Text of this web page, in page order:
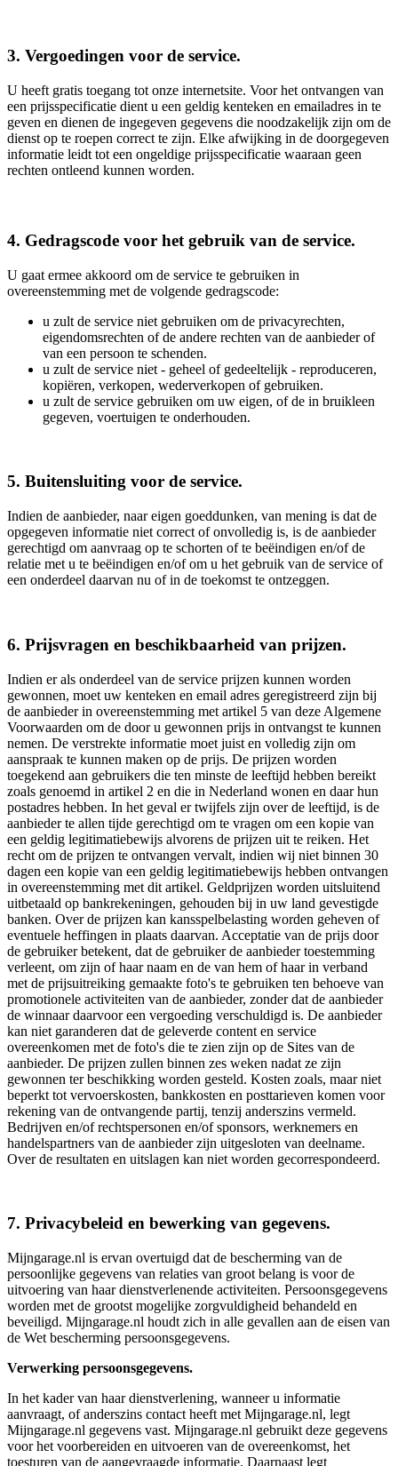
3. Vergoedingen voor de service.
U heeft gratis toegang tot onze internetsite. Voor het ontvangen van
een prijsspecificatie dient u een geldig kenteken en emailadres in te
geven en dienen de ingegeven gegevens die noodzakelijk zijn om de
dienst op te roepen correct te zijn. Elke afwijking in de doorgegeven
informatie leidt tot een ongeldige prijsspecificatie waaraan geen
rechten ontleend kunnen worden.
4. Gedragscode voor het gebruik van de service.
U gaat ermee akkoord om de service te gebruiken in
overeenstemming met de volgende gedragscode:
u zult de service niet gebruiken om de privacyrechten,
eigendomsrechten of de andere rechten van de aanbieder of
van een persoon te schenden.
u zult de service niet - geheel of gedeeltelijk - reproduceren,
kopiëren, verkopen, wederverkopen of gebruiken.
u zult de service gebruiken om uw eigen, of de in bruikleen
gegeven, voertuigen te onderhouden.
5. Buitensluiting voor de service.
Indien de aanbieder, naar eigen goeddunken, van mening is dat de
opgegeven informatie niet correct of onvolledig is, is de aanbieder
gerechtigd om aanvraag op te schorten of te beëindigen en/of de
relatie met u te beëindigen en/of om u het gebruik van de service of
een onderdeel daarvan nu of in de toekomst te ontzeggen.
6. Prijsvragen en beschikbaarheid van prijzen.
Indien er als onderdeel van de service prijzen kunnen worden
gewonnen, moet uw kenteken en email adres geregistreerd zijn bij
de aanbieder in overeenstemming met artikel 5 van deze Algemene
Voorwaarden om de door u gewonnen prijs in ontvangst te kunnen
nemen. De verstrekte informatie moet juist en volledig zijn om
aanspraak te kunnen maken op de prijs. De prijzen worden
toegekend aan gebruikers die ten minste de leeftijd hebben bereikt
zoals genoemd in artikel 2 en die in Nederland wonen en daar hun
postadres hebben. In het geval er twijfels zijn over de leeftijd, is de
aanbieder te allen tijde gerechtigd om te vragen om een kopie van
een geldig legitimatiebewijs alvorens de prijzen uit te reiken. Het
recht om de prijzen te ontvangen vervalt, indien wij niet binnen 30
dagen een kopie van een geldig legitimatiebewijs hebben ontvangen
in overeenstemming met dit artikel. Geldprijzen worden uitsluitend
uitbetaald op bankrekeningen, gehouden bij in uw land gevestigde
banken. Over de prijzen kan kansspelbelasting worden geheven of
eventuele heffingen in plaats daarvan. Acceptatie van de prijs door
de gebruiker betekent, dat de gebruiker de aanbieder toestemming
verleent, om zijn of haar naam en de van hem of haar in verband
met de prijsuitreiking gemaakte foto's te gebruiken ten behoeve van
promotionele activiteiten van de aanbieder, zonder dat de aanbieder
de winnaar daarvoor een vergoeding verschuldigd is. De aanbieder
kan niet garanderen dat de geleverde content en service
overeenkomen met de foto's die te zien zijn op de Sites van de
aanbieder. De prijzen zullen binnen zes weken nadat ze zijn
gewonnen ter beschikking worden gesteld. Kosten zoals, maar niet
beperkt tot vervoerskosten, bankkosten en posttarieven komen voor
rekening van de ontvangende partij, tenzij anderszins vermeld.
Bedrijven en/of rechtspersonen en/of sponsors, werknemers en
handelspartners van de aanbieder zijn uitgesloten van deelname.
Over de resultaten en uitslagen kan niet worden gecorrespondeerd.
7. Privacybeleid en bewerking van gegevens.
Mijngarage.nl is ervan overtuigd dat de bescherming van de
persoonlijke gegevens van relaties van groot belang is voor de
uitvoering van haar dienstverlenende activiteiten. Persoonsgegevens
worden met de grootst mogelijke zorgvuldigheid behandeld en
beveiligd. Mijngarage.nl houdt zich in alle gevallen aan de eisen van
de Wet bescherming persoonsgegevens.
Verwerking persoonsgegevens.
In het kader van haar dienstverlening, wanneer u informatie
aanvraagt, of anderszins contact heeft met Mijngarage.nl, legt
Mijngarage.nl gegevens vast. Mijngarage.nl gebruikt deze gegevens
voor het voorbereiden en uitvoeren van de overeenkomst, het
toesturen van de aangevraagde informatie. Daarnaast legt